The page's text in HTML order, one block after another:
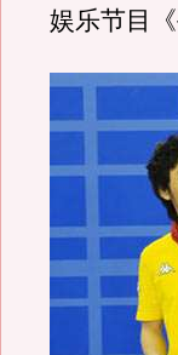
娱乐节目《